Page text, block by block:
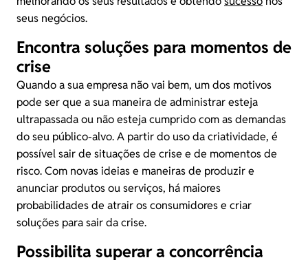
seus negócios.
Encontra soluções para momentos de
crise
Quando a sua empresa não vai bem, um dos motivos
pode ser que a sua maneira de administrar esteja
ultrapassada ou não esteja cumprido com as demandas
do seu público-alvo. A partir do uso da criatividade, é
possível sair de situações de crise e de momentos de
risco. Com novas ideias e maneiras de produzir e
anunciar produtos ou serviços, há maiores
probabilidades de atrair os consumidores e criar
soluções para sair da crise.
Possibilita superar a concorrência